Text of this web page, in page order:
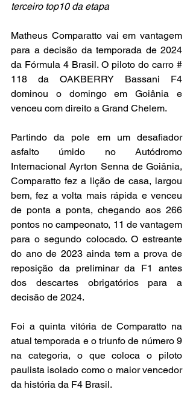
terceiro top10 da etapa
Matheus Comparatto vai em vantagem
para a decisão da temporada de 2024
da Fórmula 4 Brasil. O piloto do carro #
118 da OAKBERRY Bassani F4
dominou o domingo em Goiânia e
venceu com direito a Grand Chelem.
Partindo da pole em um desafiador
asfalto úmido no Autódromo
Internacional Ayrton Senna de Goiânia,
Comparatto fez a lição de casa, largou
bem, fez a volta mais rápida e venceu
de ponta a ponta, chegando aos 266
pontos no campeonato, 11 de vantagem
para o segundo colocado. O estreante
do ano de 2023 ainda tem a prova de
reposição da preliminar da F1 antes
dos descartes obrigatórios para a
decisão de 2024.
Foi a quinta vitória de Comparatto na
atual temporada e o triunfo de número 9
na categoria, o que coloca o piloto
paulista isolado como o maior vencedor
da história da F4 Brasil.